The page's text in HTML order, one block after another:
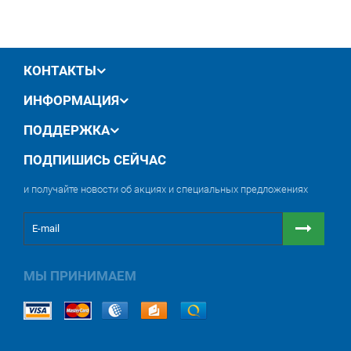
КОНТАКТЫ
ИНФОРМАЦИЯ
ПОДДЕРЖКА
ПОДПИШИСЬ СЕЙЧАС
и получайте новости об акциях и специальных предложениях
МЫ ПРИНИМАЕМ